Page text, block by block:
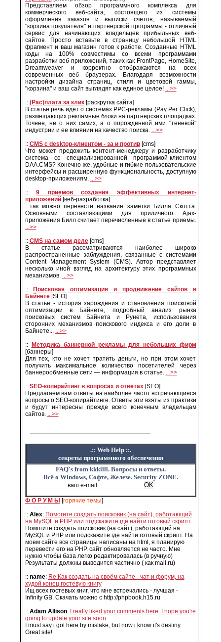
Представляем обзор программного комплекса для
коммерческого веб-сайта, состоящего из системы
оформления заказов и выписки счетов, называемый
"корзина покупателя" и партнерской программы - отличный
сервис для начинающих владельцев прибыльных веб-
сайтов. Просто вставьте в страницу небольшой HTML
фрагмент и ваш магазин готов к работе. Созданные HTML
коды на 100% совместимы со всеми программами
разработки веб приложений, таких как FrontPage, HomeSite,
Dreamweaver и корректно отображаются на всех
современных веб браузерах. Благодаря возможности
настройки дизайна страниц, стиля и цветовой гаммы,
"корзина" и ваш сайт выглядят как единое целое! ...>>
:: (Рас)плата за клик[раскрутка сайта]
В статье речь идет о системах PPC-рекламы (Pay Per Click),
размещающих рекламные блоки на партнерских площадках.
Точнее, не о них самих, а о порожденной ими "теневой"
индустрии и ее влиянии на качество поиска. ...>>
:: CMS с desktop-клиентом - за и против[cms]
Что может предожить контент-менеджеру и разработчику
система со специализированной программой-клиентом
DAA.CMS? Конечно же, удобные и гибкие пользовательские
интерфейсы и расширенную функциональность, доступную
desktop-приложениям. ...>>
::9 приемов создания эффективных интернет-
приложений[веб-разработка]
...так можно перевести название заметки Билла Скотта.
Основными составляющими для приличного Ajax-
приложения Билл считает перечисленные в статье приемы.
...>>
:: CMS на самом деле[cms]
В статье рассматриваются наиболее широко
распространенные заблуждения, связанные с системами
Content Management System (CMS). Автор представляет
несколько иной взгляд на архитектуру этих программных
механизмов. ...>>
::
Поисковая оптимизация и продвижение сайтов в
Байнете[SEO]
В статье - история зарождения и становления поисковой
оптимизации в Байнете, подробный анализ рынка
поисковых систем Байнета и Рунета, использования
сторонних механизмов поискового индекса и его доли в
Байнете... ...>>
::
Методика баннерной рекламы для небольших фирм
[баннеры]
Для тех, кто не хочет тратить деньги, но при этом хочет
получить максимальное количество посетителей через
баннерообменные сети — информация в статье. ...>>
:: SEO-копирайтинг в вопросах и ответах[SEO]
Предлагаем вам ответы на наиболее часто встречающиеся
вопросы о SEO-копирайтинге. Ответы эти взяты из практики
и будут интересны прежде всего конечным владельцам
сайтов. ...>>
.:: Web Help ::.
секреты программного обеспечения
FAQ's from kkkilll. Вопросы и ответы.
Всё о Windows, Софте, Железе. Security ZONE.
Ф О Р У М Ы [горячие темы]
:: Alex: Помогите создать поисковик (на сайт), работающий
на MySQL и PHP или подскажите где найти готовый скрипт
Помогите создать поисковик (на сайт), работающий на
MySQL и PHP или подскажите где найти готовый скрипт. На
моем сайте все страницы написаны на html, я планирую
перевести его на PHP. сайт обновляется не часто. Мне
нужно чтобы база легко редактировалась (в ручную)
Результаты должны выводится частично ( как mail.ru)
:: name: Re:Как создать на своём сайте - чат и форум, на
худой конец гостевую книгу
Ищ всех гостевых книг, что мне встречались - лучшая -
Infinity GB. Скачать можно с http://phpbook.h15.ru
:: Adam Allison:
I really liked your comments here. I hope you're
going to update your site soon.
I must say i got here by mistake, but now i know it's destiny.
Great site!